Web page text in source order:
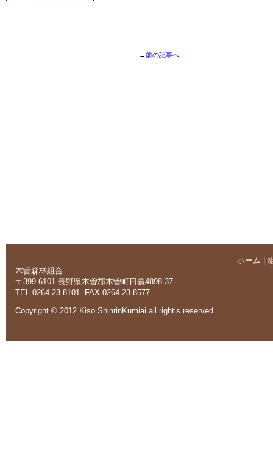
←前の記事へ
ホーム
木曽森林組合
〒399-6101 長野県木曽郡木曽町日義4898-37
TEL 0264-23-8101 FAX 0264-23-8577
Copyright © 2012 Kiso ShinrinKumiai all rightls reserved.